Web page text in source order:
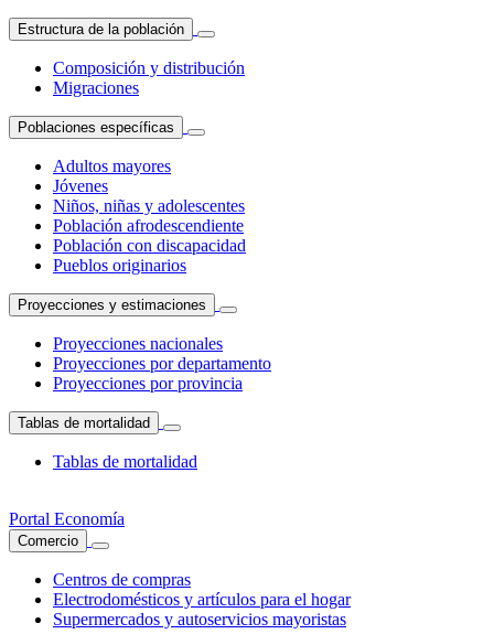
Estructura de la población
Composición y distribución
Migraciones
Poblaciones específicas
Adultos mayores
Jóvenes
Niños, niñas y adolescentes
Población afrodescendiente
Población con discapacidad
Pueblos originarios
Proyecciones y estimaciones
Proyecciones nacionales
Proyecciones por departamento
Proyecciones por provincia
Tablas de mortalidad
Tablas de mortalidad
Portal Economía
Comercio
Centros de compras
Electrodomésticos y artículos para el hogar
Supermercados y autoservicios mayoristas